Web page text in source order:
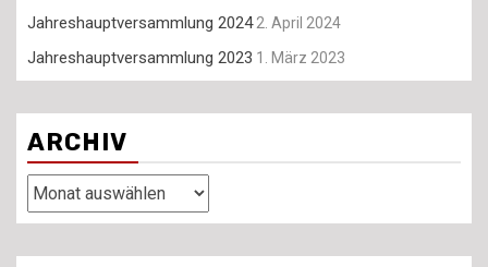
Jahreshauptversammlung 20242. April 2024
Jahreshauptversammlung 2023 1. März 2023
ARCHIV
Archiv